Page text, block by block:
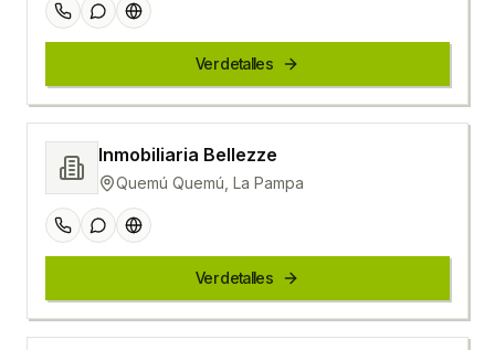
Ver detalles
Inmobiliaria Bellezze
Quemú Quemú, La Pampa
Ver detalles